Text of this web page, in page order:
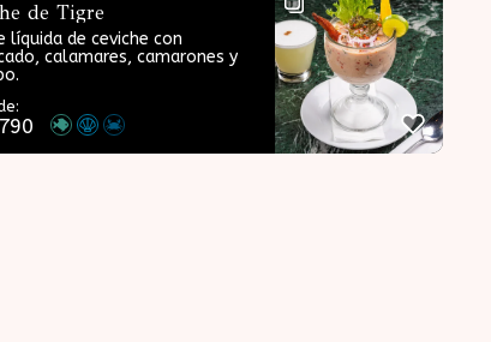
de Tigre
líquida de ceviche con
calamares, camarones y